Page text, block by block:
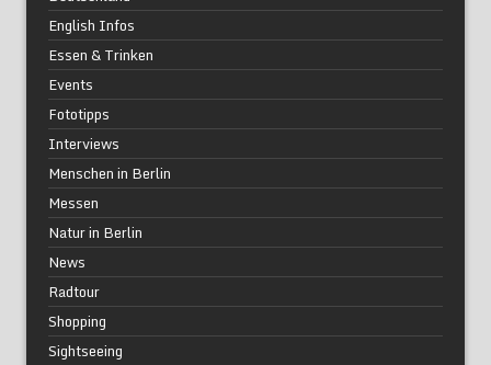
English Infos
Essen & Trinken
Events
Fototipps
Interviews
Menschen in Berlin
Messen
Natur in Berlin
News
Radtour
Shopping
Sightseeing